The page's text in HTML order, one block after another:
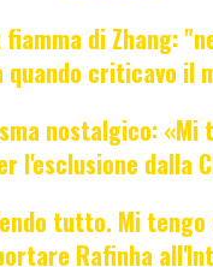
fiamma di Zhang:
quando criticavo il
nostalgico:
l'esclusione dalla
tutto. Mi
Rafinha